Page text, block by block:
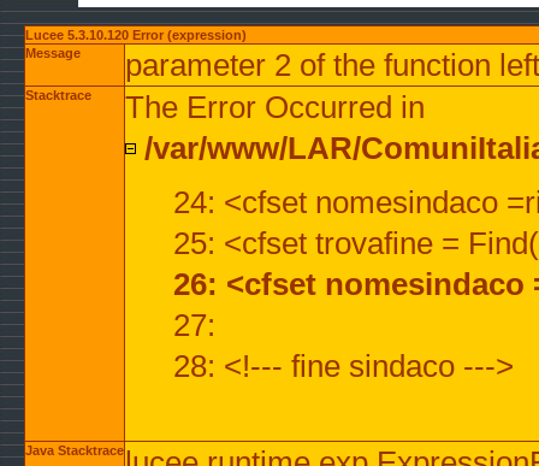
Lucee 5.3.10.120 Error (expression)
Message
parameter 2 of the function
Stacktrace
The Error Occurred in
/var/www/LAR/
24: <cfset nomesindaco
25: <cfset trovafine =
26: <cfset
27:
28: <!--- fine sindaco --->
Java Stacktrace